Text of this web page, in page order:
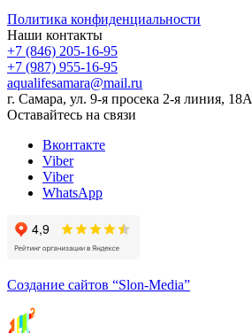
Политика конфиденциальности
Наши контакты
+7 (846) 205-16-95
+7 (987) 955-16-95
aqualifesamara@mail.ru
г. Самара, ул. 9-я просека 2-я линия, 18А
Оставайтесь на связи
Вконтакте
Viber
Viber
WhatsApp
Создание сайтов “Slon-Media”